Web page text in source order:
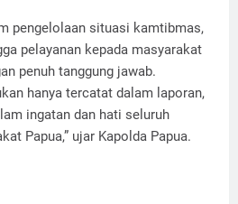
pengelolaan situasi kamtibmas,
pelayanan kepada masyarakat
penuh tanggung jawab.
hanya tercatat dalam laporan,
ingatan dan hati seluruh
Papua,” ujar Kapolda Papua.